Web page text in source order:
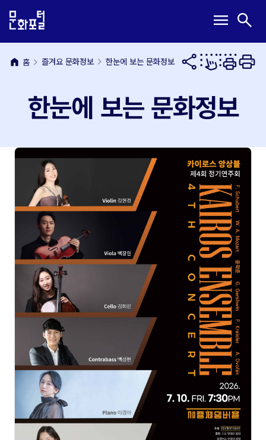
문
내
용
메
뉴
바
메
열
기
menu 검
열
기
search
home 홈 즐겨요 문화정보 한눈에 보는 문화정보
한눈에 보는 문화정보